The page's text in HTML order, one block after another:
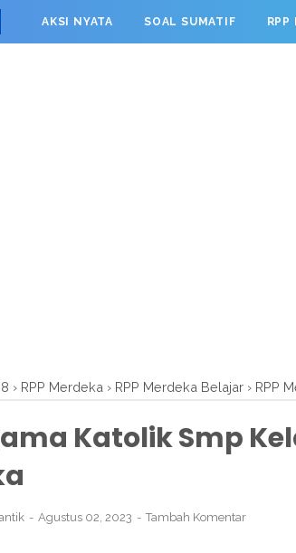
|| {cmd: []};
AKSI NYATA SOAL SUMATIF RPP
› RPP Merdeka › RPP Merdeka Belajar › RPP
Katolik Smp
Agustus 02, 2023 Tambah Komentar